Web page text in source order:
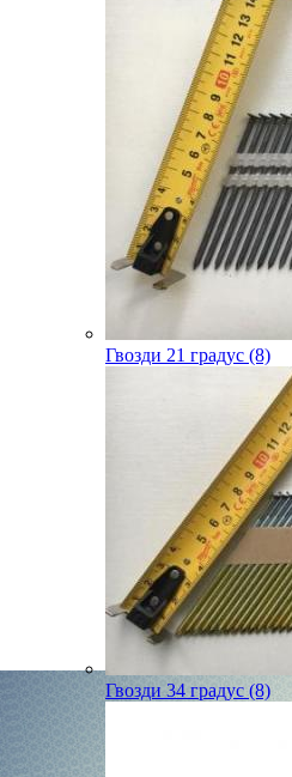
Гвозди 21 градус (8)
Гвозди 34 градус (8)